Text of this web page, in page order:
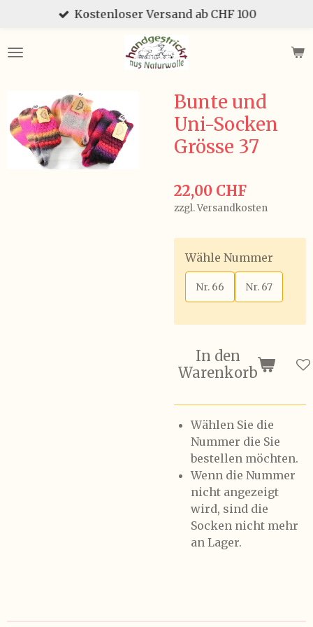
springen
Kostenloser Versand ab CHF 100
Bunte und
Uni-Socken
Grösse 37
22,00 CHF
zzgl. Versandkosten
Wähle Nummer
Nr. 66 Nr. 67
In den
Warenkorb
Wählen Sie die
Nummer die Sie
bestellen möchten.
Wenn die Nummer
nicht angezeigt
wird, sind die
Socken nicht mehr
an Lager.